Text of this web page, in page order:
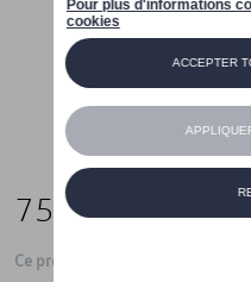
75,00 €
Ce produit n'est actuellement pas